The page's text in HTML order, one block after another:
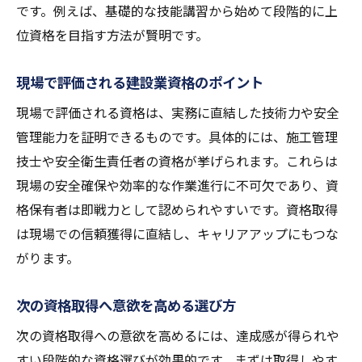
です。例えば、基礎的な技能講習から始めて段階的に上
位資格を目指す方法が賢明です。
現場で評価される建設業資格のポイント
現場で評価される資格は、実務に直結した技術力や安全
管理能力を証明できるものです。具体的には、施工管理
技士や安全衛生責任者の資格が挙げられます。これらは
現場の安全確保や効率的な作業進行に不可欠であり、資
格保有者は即戦力として認められやすいです。資格取得
は現場での信頼獲得に直結し、キャリアアップにもつな
がります。
次の資格取得へ意欲を高める選び方
次の資格取得への意欲を高めるには、達成感が得られや